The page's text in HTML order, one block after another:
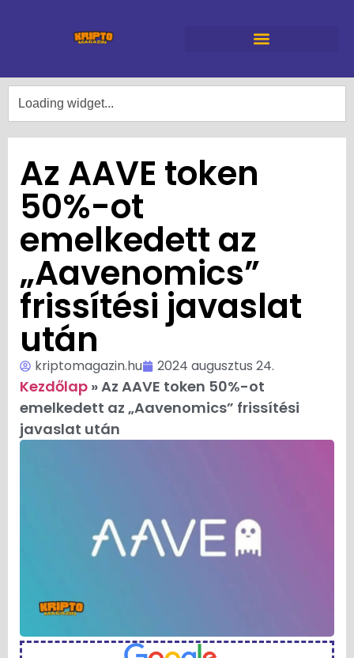
Az AAVE token
50%-ot
emelkedett az
„Aavenomics”
frissítési javaslat
után
kriptomagazin.hu 2024 augusztus 24.
Kezdőlap »Az AAVE token 50%-ot
emelkedett az „Aavenomics” frissítési
javaslat után